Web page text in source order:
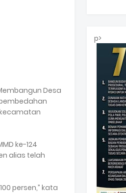
Desa
kecamatan
ke-124
alias telah
persen,” kata
p>